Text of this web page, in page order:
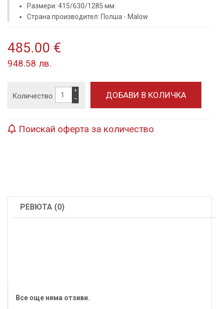
Размери: 415/630/1285 мм.
Страна производител: Полша - Malow
485.00 €
948.58 лв.
Количество −
+
Поискай оферта за количество
РЕВЮТА (0)
Все още няма отзиви.